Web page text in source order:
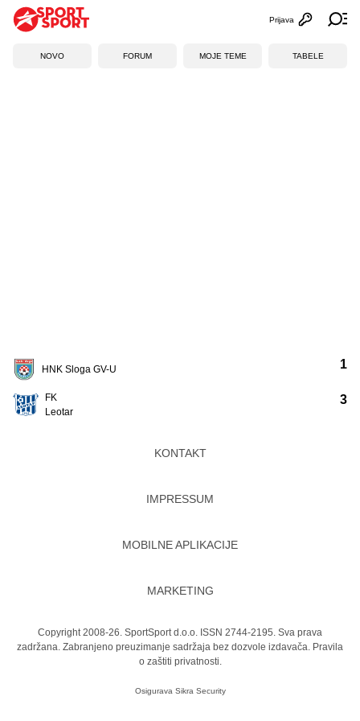
Otvori
Prijava
NOVO FORUM MOJE TEME TABELE
HNK Sloga GV-U
FK
Leotar
1
3
KONTAKT
IMPRESSUM
MOBILNE APLIKACIJE
MARKETING
Copyright 2008-26. SportSport d.o.o. ISSN 2744-2195. Sva prava
zadržana. Zabranjeno preuzimanje sadržaja bez dozvole izdavača. Pravila
o zaštiti privatnosti.
Osigurava Sikra Security